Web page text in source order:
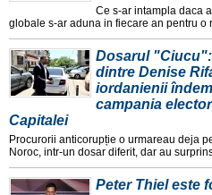
Ce s-ar intampla daca
globale s-ar aduna in fiecare an pentru o
Dosarul
dintre Denise
iordanienii
campania
Capitalei
Procurorii anticorupție o urmareau deja
Noroc, intr-un dosar diferit, dar au surprins
Peter Thiel este